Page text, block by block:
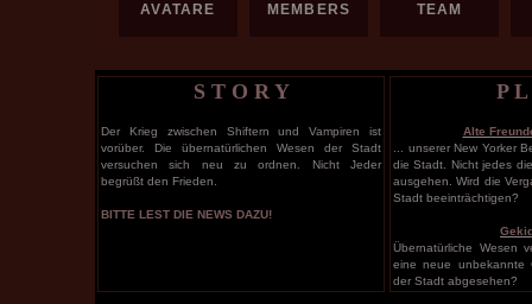
AVATARE MEMBERS TEAM
S T O R Y
Der Krieg zwischen Shiftern und Vampiren ist
vorüber. Die übernatürlichen Wesen der Stadt
versuchen sich neu zu ordnen. Nicht Jeder
begrüßt den Frieden.
BITTE LEST DIE NEWS DAZU!
P
Alte
... unserer New Yorker
die Stadt. Nicht jedes
ausgehen. Wird die
Stadt beeinträchtigen?
Übernatürliche Wesen
eine neue
der Stadt abgesehen?